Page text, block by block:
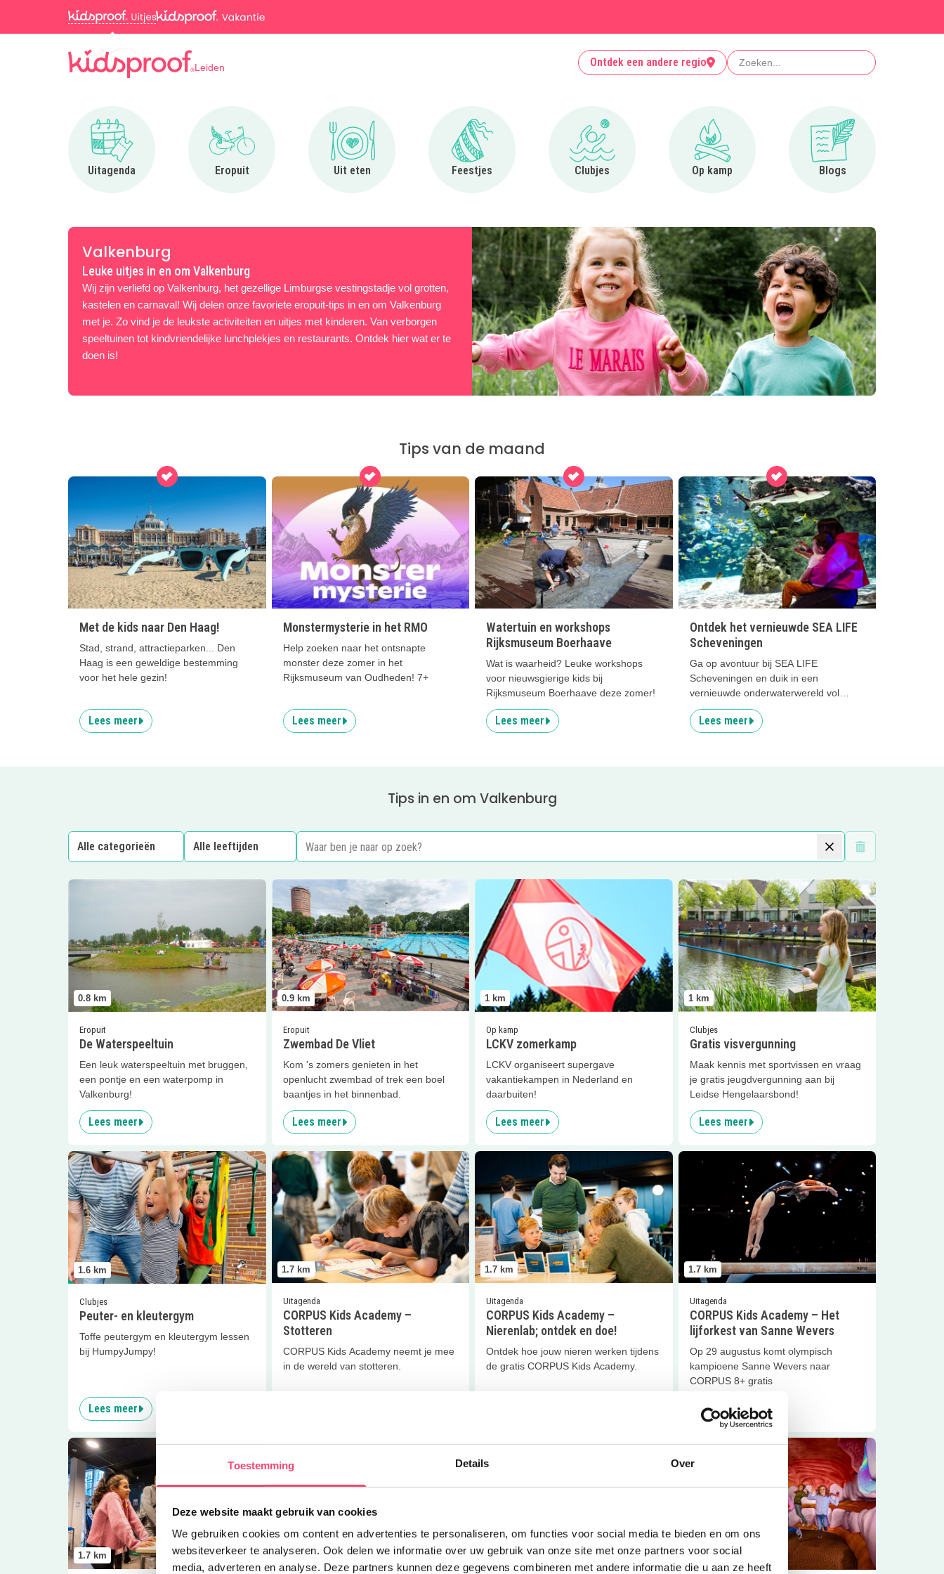
Toestemming Details Over
Deze website maakt gebruik van cookies
We gebruiken cookies om content en advertenties te personaliseren, om functies voor social media te bieden en om ons
websiteverkeer te analyseren. Ook delen we informatie over uw gebruik van onze site met onze partners voor social
media, adverteren en analyse. Deze partners kunnen deze gegevens combineren met andere informatie die u aan ze heeft
Leiden Ontdek een andere regio Zoeken
Uitagenda
Ga naar Uitagenda
Eropuit
Ga naar Eropuit
Uit eten
Ga naar Uit eten
Feestjes
Ga naar Feestjes
Clubjes
Ga naar Clubjes
Op kamp
Ga naar Op kamp
Blogs
Ga naar Blogs
Valkenburg
Leuke uitjes in en om Valkenburg
Wij zijn verliefd op Valkenburg, het gezellige Limburgse vestingstadje vol grotten,
kastelen en carnaval! Wij delen onze favoriete eropuit-tips in en om Valkenburg
met je. Zo vind je de leukste activiteiten en uitjes met kinderen. Van verborgen
speeltuinen tot kindvriendelijke lunchplekjes en restaurants. Ontdek hier wat er te
doen is!
Tips van de maand
Met de kids naar Den Haag!
Stad, strand, attractieparken... Den
Haag is een geweldige bestemming
voor het hele gezin!
Lees meer
Monstermysterie in het RMO
Help zoeken naar het ontsnapte
monster deze zomer in het
Rijksmuseum van Oudheden! 7+
Lees meer
Watertuin en workshops
Rijksmuseum Boerhaave
Wat is waarheid? Leuke workshops
voor nieuwsgierige kids bij
Rijksmuseum Boerhaave deze zomer!
Lees meer
Ontdek het vernieuwde SEA LIFE
Scheveningen
Ga op avontuur bij SEA LIFE
Scheveningen en duik in een
vernieuwde onderwaterwereld vol
bijzondere dieren
Lees meer
Tips in en om Valkenburg
Wis filters
0.8 km
Eropuit
De Waterspeeltuin
Een leuk waterspeeltuin met bruggen,
een pontje en een waterpomp in
Valkenburg!
Lees meer
Lees meer
0.9 km
Eropuit
Zwembad De Vliet
Kom 's zomers genieten in het
openlucht zwembad of trek een boel
baantjes in het binnenbad.
Lees meer
Lees meer Zwembad De Vliet
1 km
Op kamp
LCKV zomerkamp
LCKV organiseert supergave
vakantiekampen in Nederland en
daarbuiten!
Lees meer
Lees meer LCKV zomerkamp
1 km
Clubjes
Gratis visvergunning
Maak kennis met sportvissen en vraag
je gratis jeugdvergunning aan bij
Leidse Hengelaarsbond!
Lees meer
Lees meer Gratis visvergunning
1.6 km
Clubjes
Peuter- en kleutergym
Toffe peutergym en kleutergym lessen
bij HumpyJumpy!
Lees meer
Lees meer Peuter- en kleutergym
1.7 km
Uitagenda
CORPUS Kids Academy –
Stotteren
CORPUS Kids Academy neemt je mee
in de wereld van stotteren.
Lees meer CORPUS Kids Academy – Stotteren
1.7 km
Uitagenda
CORPUS Kids Academy –
Nierenlab; ontdek en doe!
Ontdek hoe jouw nieren werken tijdens
de gratis CORPUS Kids Academy.
Lees meer CORPUS Kids Academy – Nierenlab; ontdek en doe!
1.7 km
Uitagenda
CORPUS Kids Academy – Het
lijforkest van Sanne Wevers
Op 29 augustus komt olympisch
kampioene Sanne Wevers naar
CORPUS 8+ gratis
Lees meer
Lees meer CORPUS Kids Academy – Het lijforkest
1.7 km
Lees meer CORPUS Kids Academy – De poepfabriek
1.7 km
Lees meer CORPUS Kids Academy
1.7 km
Lees meer Reis door de mens bij CORPUS
1.7 km
Lees meer CORPUS verjaardagsfeestje